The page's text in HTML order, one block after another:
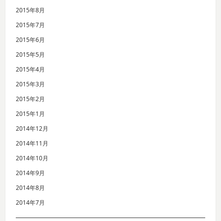
2015年8月
2015年7月
2015年6月
2015年5月
2015年4月
2015年3月
2015年2月
2015年1月
2014年12月
2014年11月
2014年10月
2014年9月
2014年8月
2014年7月